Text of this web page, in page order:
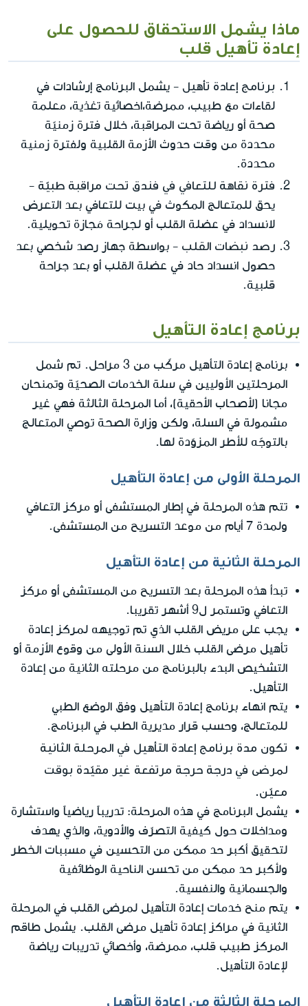
ماذا يشمل الاستحقاق للحصول على
إعادة تأهيل قلب
برنامج إعادة تأهيل
- يشمل البرنامج إرشادات في
لقاءات مع طبيب، ممرضة،اخصائية تغذية، معلمة
صحة أو رياضة تحت المراقبة، خلال فترة زمنيّة
محددة من وقت حدوث الأزمة القلبية ولفترة زمنية
محددة.
فترة نقاهة للتعافي في فندق تحت مراقبة طبيّة -
يحق للمتعالج المكوث في بيت للتعافي بعد التعرض
لانسداد في عضلة القلب أو لجراحة مَجازة تحويلية.
رصد نبضات القلب - بواسطة جهاز رصد شخصي بعد
حصول انسداد حاد في عضلة القلب أو بعد جراحة
قلبية.
برنامج إعادة التأهيل
برنامج إعادة التأهيل مركّب من 3 مراحل. تم شمل
المرحلتين الأوليين في سلة الخدمات الصحيّة وتمنحان
مجانا (لأصحاب الأحقية)، أما المرحلة الثالثة فهي غير
مشمولة في السلة، ولكن وزارة الصحة توصي المتعالج
بالتوجّه للأطر المزوّدة لها.
المرحلة الأولى من إعادة التأهيل
تتم هذه المرحلة في إطار المستشفى أو مركز التعافي
ولمدة 7 أيام من موعد التسريح من المستشفى.
المرحلة الثانية من إعادة التأهيل
تبدأ هذه المرحلة بعد التسريح من المستشفى أو مركز
التعافي وتستمر ل9 أشهر تقريبا.
يجب على مريض القلب الذي تم توجيهه لمركز إعادة
تأهيل مرضى القلب خلال السنة الأولى من وقوع الأزمة أو
التشخيص البدء بالبرنامج من مرحلته الثانية من إعادة
التأهيل.
يتم انهاء برنامج إعادة التأهيل وفق الوضع الطبي
للمتعالج، وحسب قرار مديرية الطب في البرنامج.
تكون مدة برنامج إعادة التأهيل في المرحلة الثانية
لمرضى في درجة حرجة مرتفعة غير مقيّدة بوقت
معيّن.
يشمل البرنامج في هذه المرحلة: تدريباً رياضياً واستشارة
ومداخلات حول كيفية التصرّف والأدوية، والذي يهدف
لتحقيق أكبر حد ممكن من التحسين في مسببات الخطر
ولأكبر حد ممكن من تحسن الناحية الوظائفية
والجسمانية والنفسية.
يتم منح خدمات إعادة التأهيل لمرضى القلب في المرحلة
الثانية في مراكز إعادة تأهيل مرضى القلب. يشمل طاقم
المركز طبيب قلب، ممرضة، وأخصائي تدريبات رياضة
لإعادة التأهيل.
المرحلة الثالثة من إعادة التأهيل